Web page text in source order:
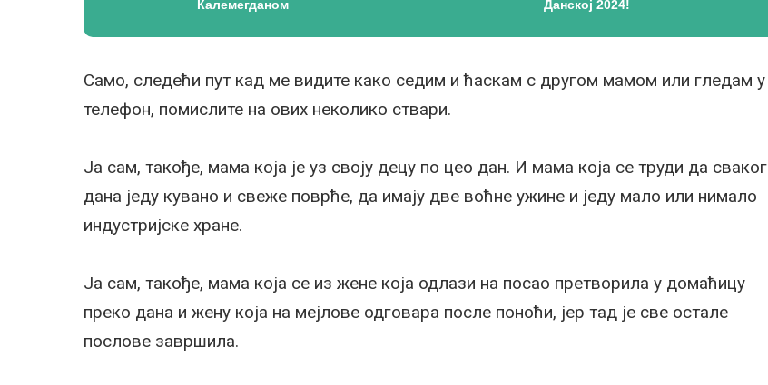
Калемегданом
Данској 2024!
Само, следећи пут кад ме видите како седим и ћаскам с другом мамом или гледам у
телефон, помислите на ових неколико ствари.
Ја сам, такође, мама која је уз своју децу по цео дан. И мама која се труди да сваког
дана једу кувано и свеже поврће, да имају две воћне ужине и једу мало или нимало
индустријске хране.
Ја сам, такође, мама која се из жене која одлази на посао претворила у домаћицу
преко дана и жену која на мејлове одговара после поноћи, јер тад је све остале
послове завршила.